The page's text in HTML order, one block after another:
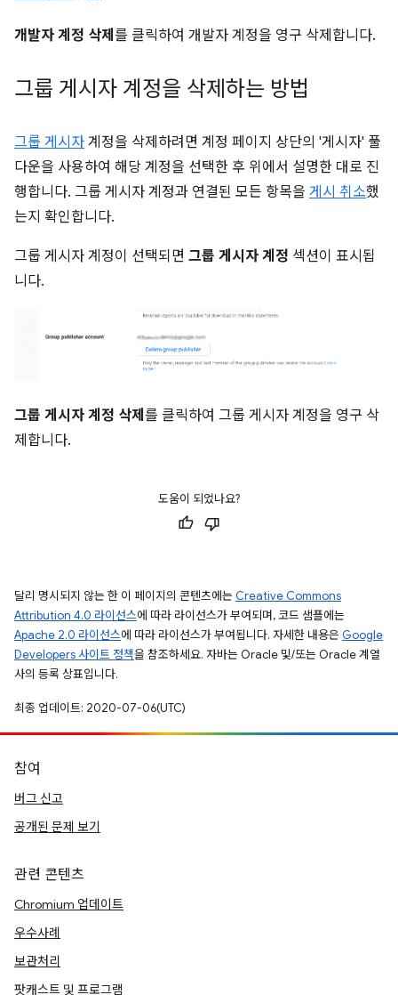
개발자 계정 삭제 를 클릭하여 개발자 계정을 영구 삭제합니다.
그룹 게시자 계정을 삭제하는 방법
그룹 게시자 계정을 삭제하려면 계정 페이지 상단의 '게시자' 풀
다운을 사용하여 해당 계정을 선택한 후 위에서 설명한 대로 진
행합니다. 그룹 게시자 계정과 연결된 모든 항목을 게시 취소했
는지 확인합니다.
그룹 게시자 계정이 선택되면 그룹 게시자 계정 섹션이 표시됩
니다.
그룹 게시자 계정 삭제 를 클릭하여 그룹 게시자 계정을 영구 삭
제합니다.
도움이 되었나요?
달리 명시되지 않는 한 이 페이지의 콘텐츠에는 Creative Commons
Attribution 4.0 라이선스에 따라 라이선스가 부여되며, 코드 샘플에는
Apache 2.0 라이선스에 따라 라이선스가 부여됩니다. 자세한 내용은 Google
Developers 사이트 정책을 참조하세요. 자바는 Oracle 및/또는 Oracle 계열
사의 등록 상표입니다.
최종 업데이트: 2020-07-06(UTC)
참여
버그 신고
공개된 문제 보기
관련 콘텐츠
Chromium 업데이트
우수사례
보관처리
팟캐스트 및 프로그램